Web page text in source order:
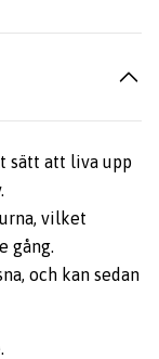
sätt att liva upp
vilket
gång.
och kan sedan